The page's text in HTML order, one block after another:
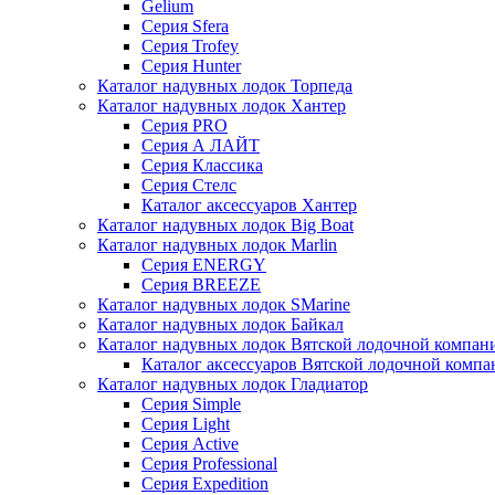
Gelium
Серия Sfera
Серия Trofey
Серия Hunter
Каталог надувных лодок Торпеда
Каталог надувных лодок Хантер
Серия PRO
Серия А ЛАЙТ
Серия Классика
Серия Стелс
Каталог аксессуаров Хантер
Каталог надувных лодок Big Boat
Каталог надувных лодок Marlin
Серия ENERGY
Серия BREEZE
Каталог надувных лодок SMarine
Каталог надувных лодок Байкал
Каталог надувных лодок Вятской лодочной
Каталог аксессуаров Вятской лодочной
Каталог надувных лодок Гладиатор
Серия Simple
Серия Light
Серия Active
Серия Professional
Серия Expedition